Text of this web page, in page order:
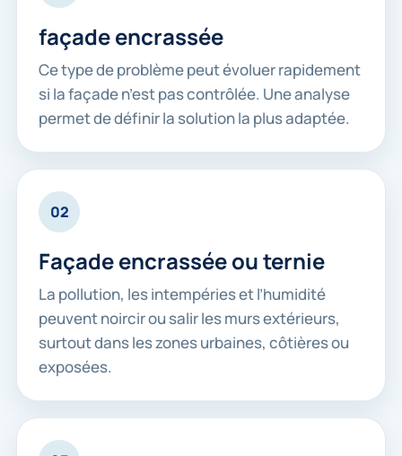
façade encrassée
Ce type de problème peut évoluer rapidement
si la façade n’est pas contrôlée. Une analyse
permet de définir la solution la plus adaptée.
02
Façade encrassée ou ternie
La pollution, les intempéries et l’humidité
peuvent noircir ou salir les murs extérieurs,
surtout dans les zones urbaines, côtières ou
exposées.